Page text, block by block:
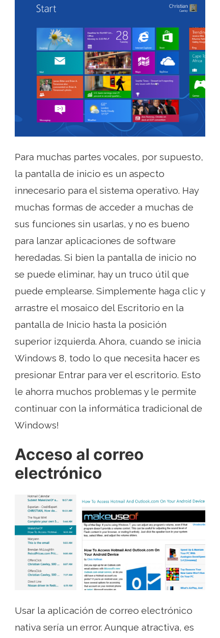
Para muchas partes vocales, por supuesto,
la pantalla de inicio es un aspecto
innecesario para el sistema operativo. Hay
muchas formas de acceder a muchas de
sus funciones sin usarlas, y no es bueno
para lanzar aplicaciones de software
heredadas. Si bien la pantalla de inicio no
se puede eliminar, hay un truco útil que
puede emplearse. Simplemente haga clic y
arrastre el mosaico del Escritorio en la
pantalla de Inicio hasta la posición
superior izquierda. Ahora, cuando se inicia
Windows 8, todo lo que necesita hacer es
presionar Entrar para ver el escritorio. Esto
le ahorra muchos problemas y le permite
continuar con la informática tradicional de
Windows!
Acceso al correo
electrónico
Usar la aplicación de correo electrónico
nativa sería un error. Aunque atractiva, es